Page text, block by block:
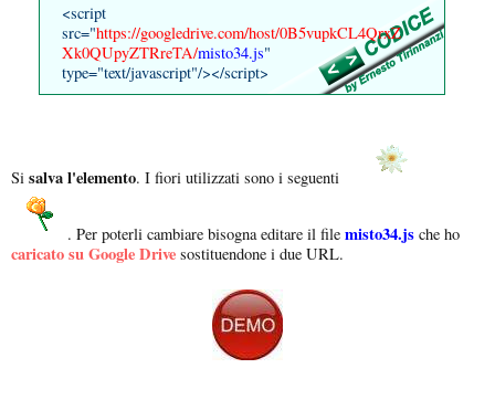
<script
src="https://googledrive.com/host/0B5vupkCL4QrxZ
Xk0QUpyZTRreTA/misto34.js"
type="text/javascript"/></script>
Si salva l'elemento. I fiori utilizzati sono i seguenti
. Per poterli cambiare bisogna editare il file misto34.js che ho
caricato su Google Drive sostituendone i due URL.